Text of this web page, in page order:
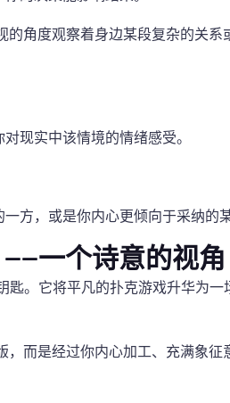
的角度观察着身边某段复杂的关系
现实中该情境的情绪感受。
方，或是你内心更倾向于采纳的某
——一个诗意的视角
匙。它将平凡的扑克游戏升华为一
而是经过你内心加工、充满象征